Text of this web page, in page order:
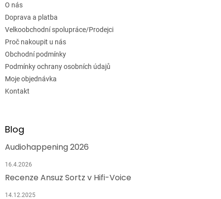
O nás
Doprava a platba
Velkoobchodní spolupráce/Prodejci
Proč nakoupit u nás
Obchodní podmínky
Podmínky ochrany osobních údajů
Moje objednávka
Kontakt
Blog
Audiohappening 2026
16.4.2026
Recenze Ansuz Sortz v Hifi-Voice
14.12.2025